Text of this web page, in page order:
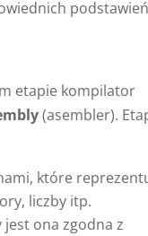
etapie kompilator
(asembler).
które
liczby itp.
ona zgodna z